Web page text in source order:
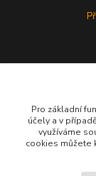
Pro základní
účely a v
využíváme
cookies můžete